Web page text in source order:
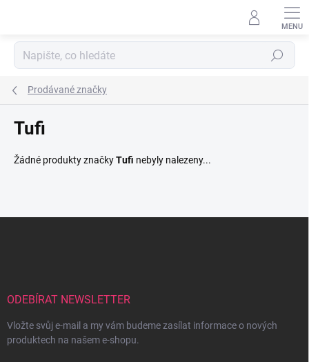
Hledat
Prodávané značky
Tufi
Žádné produkty značkyTufi nebyly nalezeny...
ODEBÍRAT NEWSLETTER
Vložte svůj e-mail a my vám budeme zasílat informace o nových
produktech na našem e-shopu.